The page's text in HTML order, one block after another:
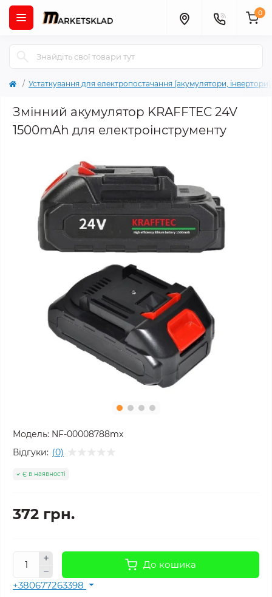
0
Устаткування для електропостачання (акумулятори, інвертори)
Змінний акумулятор KRAFFTEC 24V
1500mAh для електроінструменту
Модель: NF-00008788mx
Відгуки: (0)
Є в наявності
372 грн.
До кошика
+380677263398